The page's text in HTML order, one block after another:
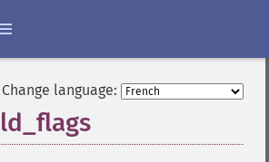
Change language: